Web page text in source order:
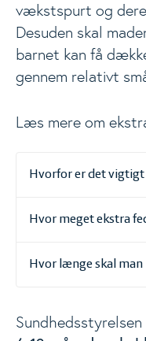
vækstspurt og
Desuden skal
barnet kan få
gennem relativt
Læs mere om
Hvorfor er det vigtigt
Hvor meget ekstra
Hvor længe skal man